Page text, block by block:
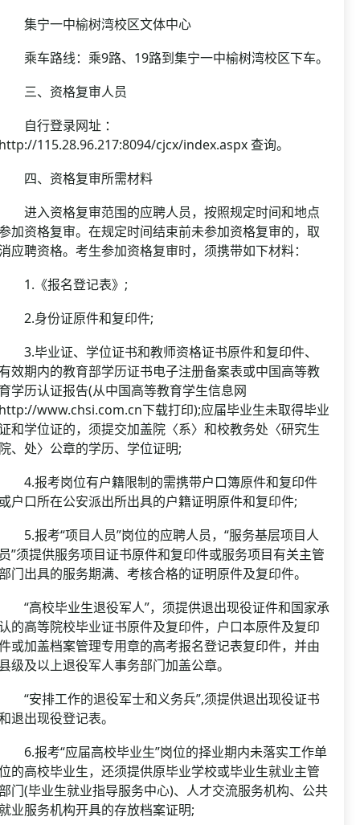
宁一中榆树湾校区文体中心
车路线：乘9路、19路到集宁一中榆树湾校区下车。
、资格复审人员
行登录网址 ：
115.28.96.217:8094/cjcx/index.aspx 查询。
、资格复审所需材料
入资格复审范围的应聘人员，按照规定时间和地点
加资格复审。在规定时间结束前未参加资格复审的，取
应聘资格。考生参加资格复审时，须携带如下材料：
《报名登记表》;
身份证原件和复印件;
毕业证、学位证书和教师资格证书原件和复印件、
效期内的教育部学历证书电子注册备案表或中国高等教
学历认证报告(从中国高等教育学生信息网
www.chsi.com.cn下载打印);应届毕业生未取得毕业
和学位证的，须提交加盖院〈系〉和校教务处〈研究生
、处〉公章的学历、学位证明;
报考岗位有户籍限制的需携带户口簿原件和复印件
户口所在公安派出所出具的户籍证明原件和复印件;
报考“项目人员”岗位的应聘人员，“服务基层项目人
”须提供服务项目证书原件和复印件或服务项目有关主管
门出具的服务期满、考核合格的证明原件及复印件。
高校毕业生退役军人”，须提供退出现役证件和国家承
的高等院校毕业证书原件及复印件，户口本原件及复印
或加盖档案管理专用章的高考报名登记表复印件，并由
级及以上退役军人事务部门加盖公章。
安排工作的退役军士和义务兵”,须提供退出现役证书
退出现役登记表。
报考“应届高校毕业生”岗位的择业期内未落实工作单
的高校毕业生，还须提供原毕业学校或毕业生就业主管
门(毕业生就业指导服务中心)、人才交流服务机构、公共
业服务机构开具的存放档案证明;